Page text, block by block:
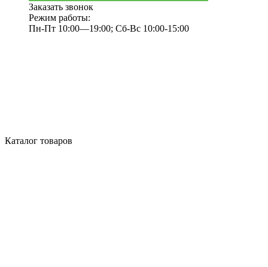
Заказать звонок
Режим работы:
Пн-Пт 10:00—19:00; Сб-Вс 10:00-15:00
Каталог товаров